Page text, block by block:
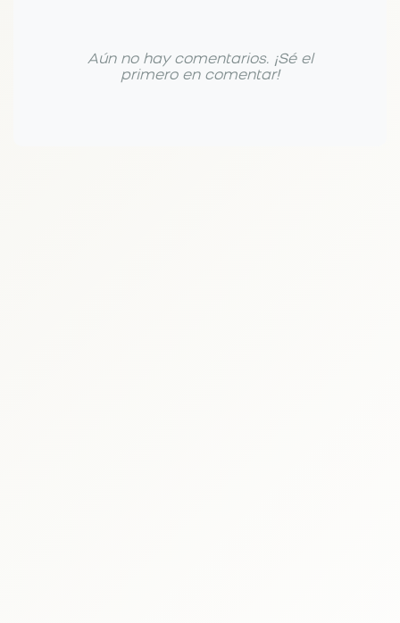
Aún no hay comentarios. ¡Sé el
primero en comentar!